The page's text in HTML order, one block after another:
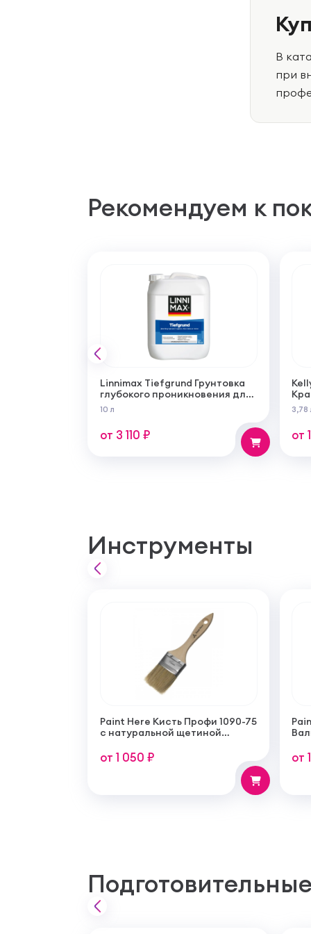
В
при
Рекомендуем к
Linnimax Tiefgrund Грунтовка
глубокого проникновения для
внутренних и наружных работ
10 л
от 3 110 ₽
3,78
от
Инструменты
Paint Here Кисть Профи 1090-75
с натуральной щетиной
от 1 050 ₽ от